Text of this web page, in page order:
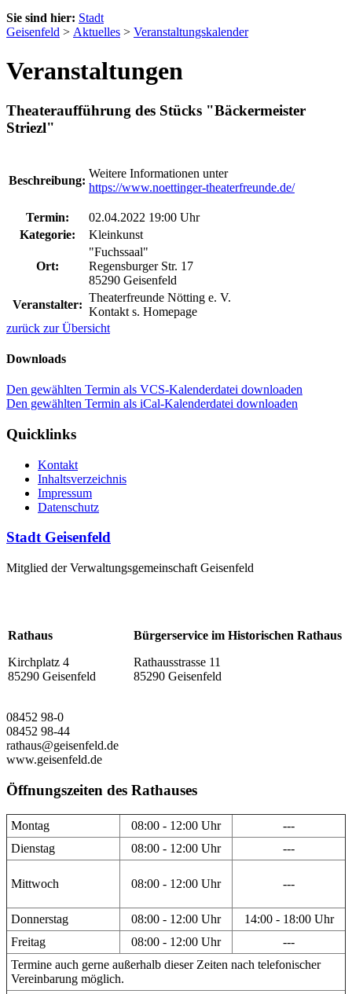
Sie sind hier: Stadt
Geisenfeld > Aktuelles > Veranstaltungskalender
Veranstaltungen
Theateraufführung des Stücks "Bäckermeister
Striezl"
Beschreibung:
Weitere Informationen unter
https://www.noettinger-theaterfreunde.de/
Termin:
02.04.2022 19:00 Uhr
Kategorie:
Kleinkunst
Ort:
"Fuchssaal"
Regensburger Str. 17
85290 Geisenfeld
Veranstalter:
Theaterfreunde Nötting e. V.
Kontakt s. Homepage
zurück zur Übersicht
Downloads
Den gewählten Termin als VCS-Kalenderdatei downloaden
Den gewählten Termin als iCal-Kalenderdatei downloaden
Quicklinks
Kontakt
Inhaltsverzeichnis
Impressum
Datenschutz
Stadt Geisenfeld
Mitglied der Verwaltungsgemeinschaft Geisenfeld
Rathaus
Kirchplatz 4
85290 Geisenfeld
Bürgerservice im Historischen Rathaus
Rathausstrasse 11
85290 Geisenfeld
08452 98-0
08452 98-44
rathaus@geisenfeld.de
www.geisenfeld.de
Öffnungszeiten des Rathauses
Montag 08:00 - 12:00 Uhr
---
Dienstag
08:00 - 12:00 Uhr ---
Mittwoch 08:00 - 12:00 Uhr ---
Donnerstag 08:00 - 12:00 Uhr
14:00 - 18:00 Uhr
Freitag
08:00 - 12:00 Uhr
---
Termine auch gerne außerhalb dieser Zeiten nach telefonischer
Vereinbarung möglich.